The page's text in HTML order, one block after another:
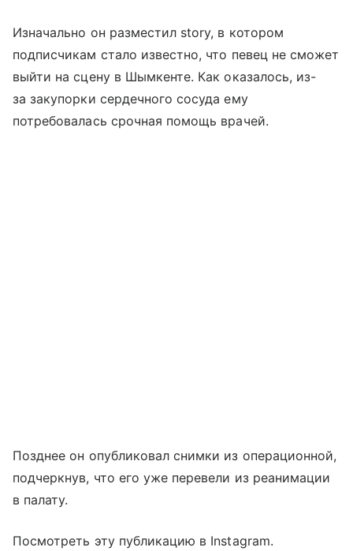
Изначально он разместил story, в котором
подписчикам стало известно, что певец не сможет
выйти на сцену в Шымкенте. Как оказалось, из-
за закупорки сердечного сосуда ему
потребовалась срочная помощь врачей.
Позднее он опубликовал снимки из операционной,
подчеркнув, что его уже перевели из реанимации
в палату.
Посмотреть эту публикацию в Instagram.